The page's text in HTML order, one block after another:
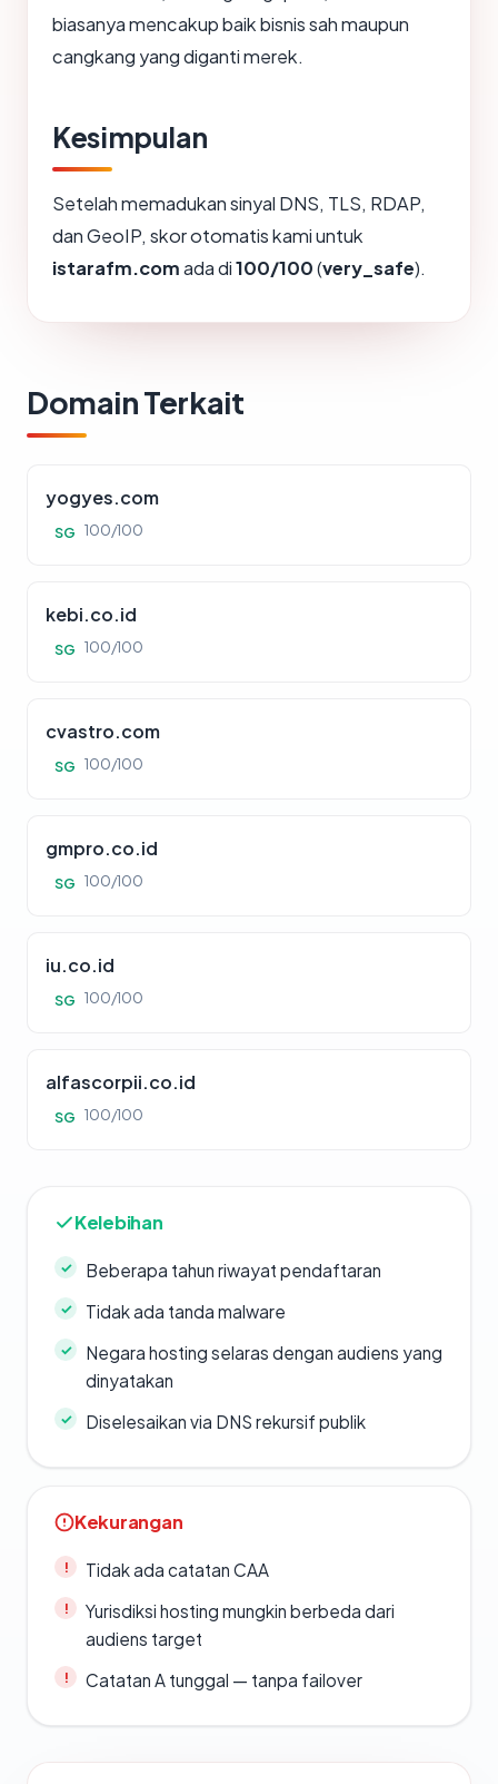
biasanya mencakup baik bisnis sah maupun
cangkang yang diganti merek.
Kesimpulan
Setelah memadukan sinyal DNS, TLS, RDAP,
dan GeoIP, skor otomatis kami untuk
istarafm.comada di100/100(very_safe).
Domain Terkait
yogyes.com
SG 100/100
kebi.co.id
SG 100/100
cvastro.com
SG 100/100
gmpro.co.id
SG 100/100
iu.co.id
SG 100/100
alfascorpii.co.id
SG 100/100
Kelebihan
Beberapa tahun riwayat pendaftaran
Tidak ada tanda malware
Negara hosting selaras dengan audiens yang
dinyatakan
Diselesaikan via DNS rekursif publik
Kekurangan
Tidak ada catatan CAA
Yurisdiksi hosting mungkin berbeda dari
audiens target
Catatan A tunggal — tanpa failover